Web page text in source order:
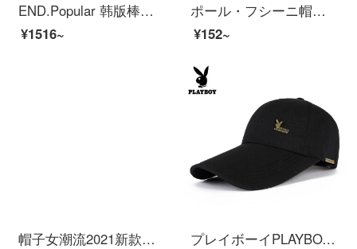
END.Popular 韩版棒球帽ny 黑色金标金边男女同款鸭舌帽小标侧标字母刺绣压胶潮帽la遮阳帽 黑色金边NY
¥1516~
ポール・フシーニ帽子男春秋新野球帽ファッションファッションはアウトドアでの登山にぴったりです。アヒルの舌帽子四季の観光、釣り、日よけ帽子は男女ともにブラックです。
¥152~
帽子女潮流2021新款字母网红鸭舌帽子ins春秋遮阳棒球帽韩版夏季男 4#米色 可调节
プレイボーイPLAYBOY帽子男性クラシックベースハットの長い軒先がおしゃれな潮流のハンチングサンバイザー男子帽子B-07黒【55-60 cm調節可能】